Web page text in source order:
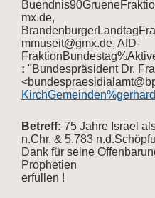
mx.de,
mmuseit@gmx.de, AfD-
: "Bundespräsident Dr.
Betreff: 75 Jahre Israel
n.Chr. & 5.783
Dank für seine
Prophetien die
erfüllen !